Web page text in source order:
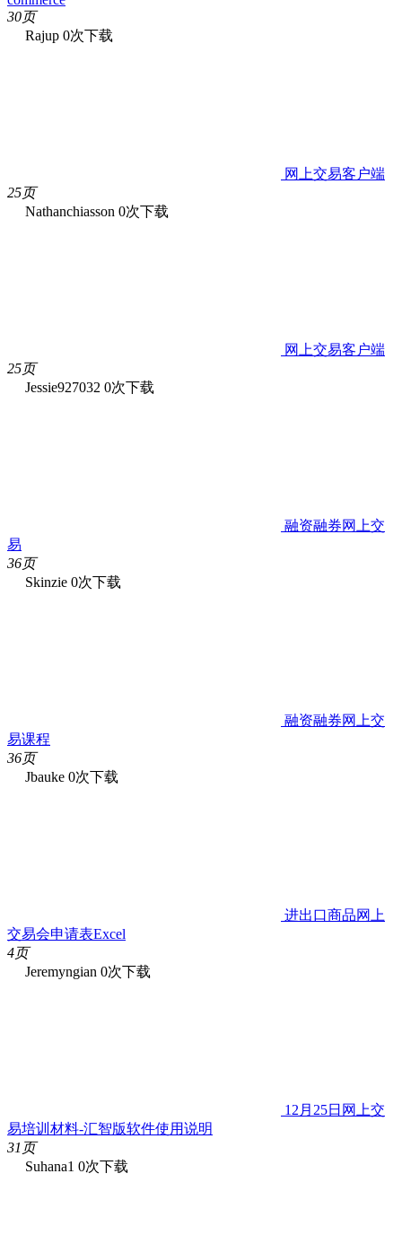
30页
Rajup 0次下载
网上交易客户端
25页
Nathanchiasson 0次下载
网上交易客户端
25页
Jessie927032 0次下载
融资融券网上交
易
36页
Skinzie 0次下载
融资融券网上交
易课程
36页
Jbauke 0次下载
进出口商品网上
交易会申请表Excel
4页
Jeremyngian 0次下载
12月25日网上交
易培训材料-汇智版软件使用说明
31页
Suhana1 0次下载